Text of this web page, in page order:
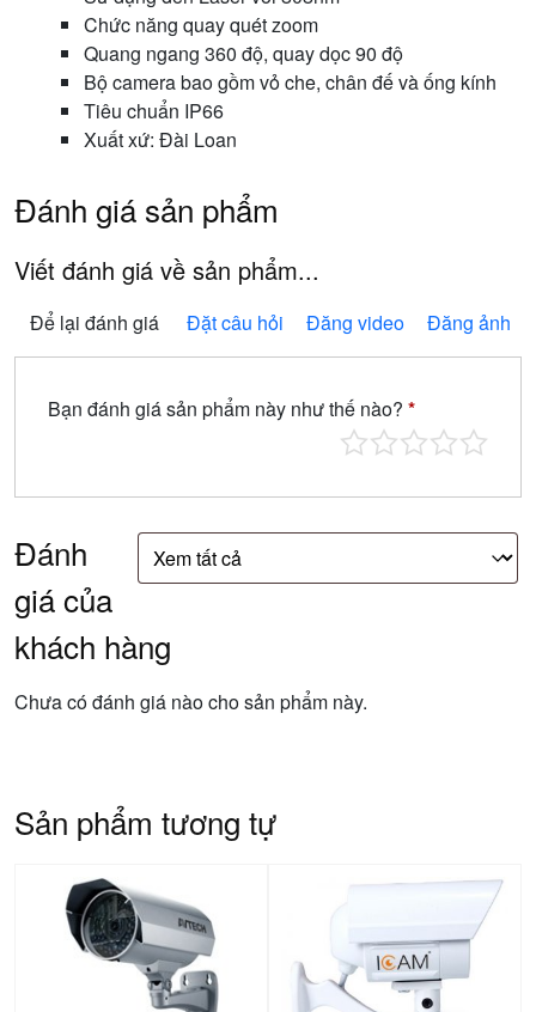
Chức năng quay quét zoom
Quang ngang 360 độ, quay dọc 90 độ
Bộ camera bao gồm vỏ che, chân đế và ống kính
Tiêu chuẩn IP66
Xuất xứ: Đài Loan
Đánh giá sản phẩm
Viết đánh giá về sản phẩm...
Để lại đánh giá Đặt câu hỏi Đăng video Đăng ảnh
Bạn đánh giá sản phẩm này như thế nào? *
Đánh
giá của
khách hàng
Chưa có đánh giá nào cho sản phẩm này.
Sản phẩm tương tự